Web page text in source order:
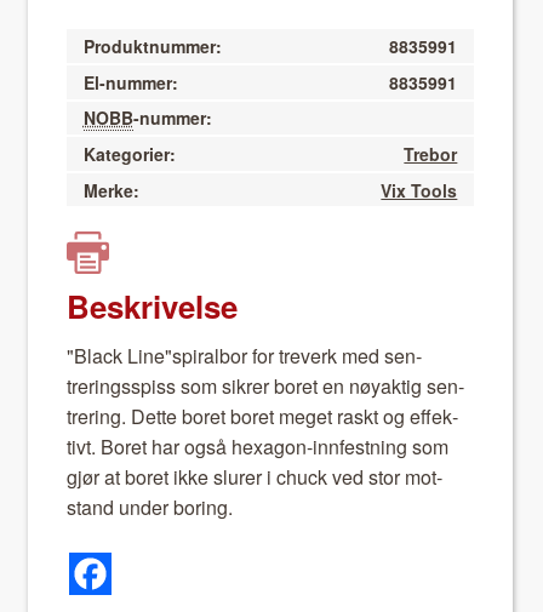
Produktnummer:
8835991
El-nummer:
8835991
NOBB-nummer:
Kategorier:
Trebor
Merke:
Vix Tools
Beskrivelse
"Black Line"spiralbor for treverk med sen­
treringsspiss som sikr­er boret en nøyak­tig sen­
trering. Dette boret boret meget raskt og effek­
tivt. Boret har også hexa­gon-inn­fest­ning som
gjør at boret ikke slur­er i chuck ved stor mot­
stand under bor­ing.